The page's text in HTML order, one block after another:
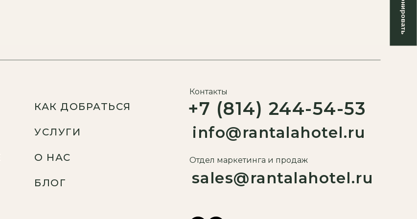
УСЛУГИ
О НАС
+7 (814) 244-54-53
Контакты
КАК ДОБРАТЬСЯ
info@rantalahotel.ru
БЛОГ
Отдел маркетинга и продаж
sales@rantalahotel.ru